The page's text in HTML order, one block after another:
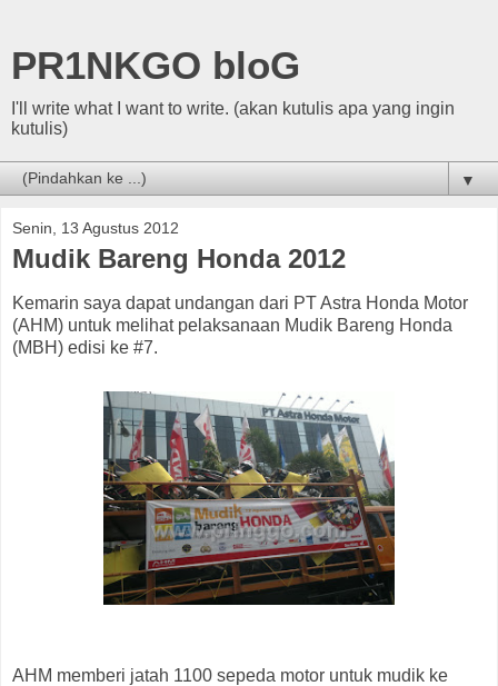
PR1NKGO bloG
I'll write what I want to write. (akan kutulis apa yang ingin
kutulis)
▼
Senin, 13 Agustus 2012
Mudik Bareng Honda 2012
Kemarin saya dapat undangan dari PT Astra Honda Motor
(AHM) untuk melihat pelaksanaan Mudik Bareng Honda
(MBH) edisi ke #7.
AHM memberi jatah 1100 sepeda motor untuk mudik ke